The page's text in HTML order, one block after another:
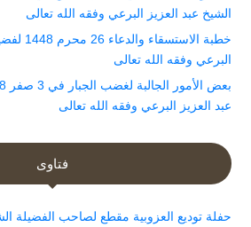
الشيخ عبد العزيز البرعي وفقه الله تعالى
خطبة
البرعي وفقه الله تعالى
عبد العزيز البرعي وفقه الله تعالى
فتاوى
حفلة توديع العزوبية مقطع لصاحب الفضيلة